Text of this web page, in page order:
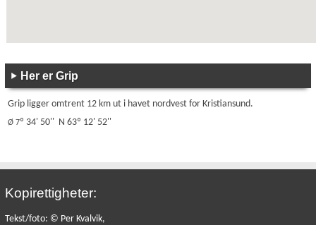
Her er Grip
Grip ligger omtrent 12 km ut i havet nordvest for Kristiansund.
Ø 7º 34' 50'' N 63º 12' 52''
Kopirettigheter:
Tekst/foto: © Per Kvalvik,